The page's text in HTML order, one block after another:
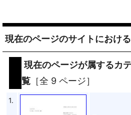
現在のページのサイトにおけ
現在のページが属するカ
覧 ［全 9 ページ］
1.